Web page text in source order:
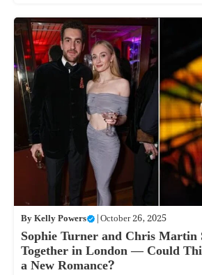
ByKelly Powers |October 26, 2025
Sophie Turner and Chris Martin
Together in London — Could
a New Romance?